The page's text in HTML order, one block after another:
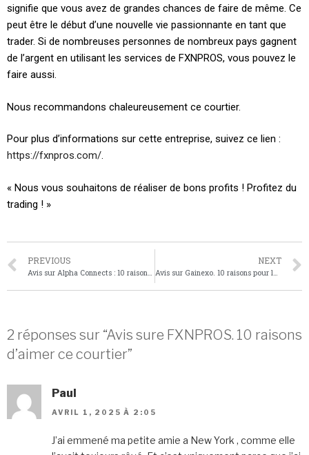
signifie que vous avez de grandes chances de faire de même. Ce
peut être le début d’une nouvelle vie passionnante en tant que
trader. Si de nombreuses personnes de nombreux pays gagnent
de l’argent en utilisant les services de FXNPROS, vous pouvez le
faire aussi.
Nous recommandons chaleureusement ce courtier.
Pour plus d’informations sur cette entreprise, suivez ce lien :
https://fxnpros.com/.
« Nous vous souhaitons de réaliser de bons profits ! Profitez du
trading ! »
PREVIOUS NEXT
2 réponses sur “Avis sure FXNPROS. 10 raisons
d’aimer ce courtier”
Paul
AVRIL 1, 2025 À 2:05
J’ai emmené ma petite amie a New York , comme elle